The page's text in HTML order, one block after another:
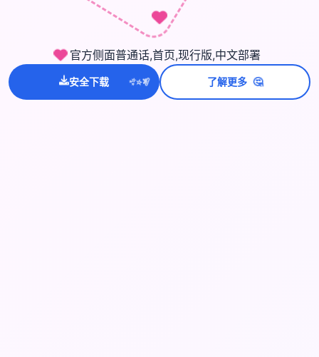
官方侧面普通话,首页,现行版,中文部署
安全下载 ✨⭐💫 了解更多 🤔